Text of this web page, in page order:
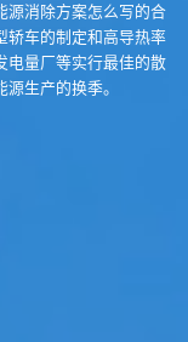
源消除方案怎么写的合
轿车的制定和高导热率
电量厂等实行最佳的散
生产的换季。